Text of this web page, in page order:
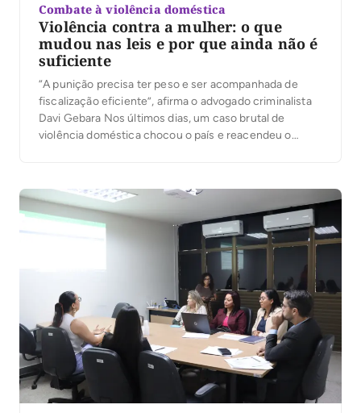
Combate à violência doméstica
Violência contra a mulher: o que
mudou nas leis e por que ainda não é
suficiente
“A punição precisa ter peso e ser acompanhada de
fiscalização eficiente”, afirma o advogado criminalista
Davi Gebara Nos últimos dias, um caso brutal de
violência doméstica chocou o país e reacendeu o
após agredir a esposa recém-operada e, […]